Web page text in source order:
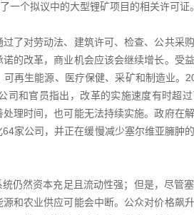
一个拟议中的大型锂矿项目的相关许可证。
了对劳动法、建筑许可、检查、公共采
的改革，商业机会应该会继续增长。受
再生能源、医疗保健、采矿和制造业。
司和官员指出，改革的实施速度有时超
理时间，也可能无法持续实施。政府在
家公司，并正在缓慢减少塞尔维亚臃肿
仍然资本充足且流动性强；但是，尽管
和农业供应可能会中断。公众对价格飙